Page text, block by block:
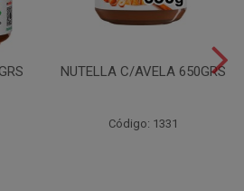
NUTELLA C/AVELA 650GRS
Código: 1331